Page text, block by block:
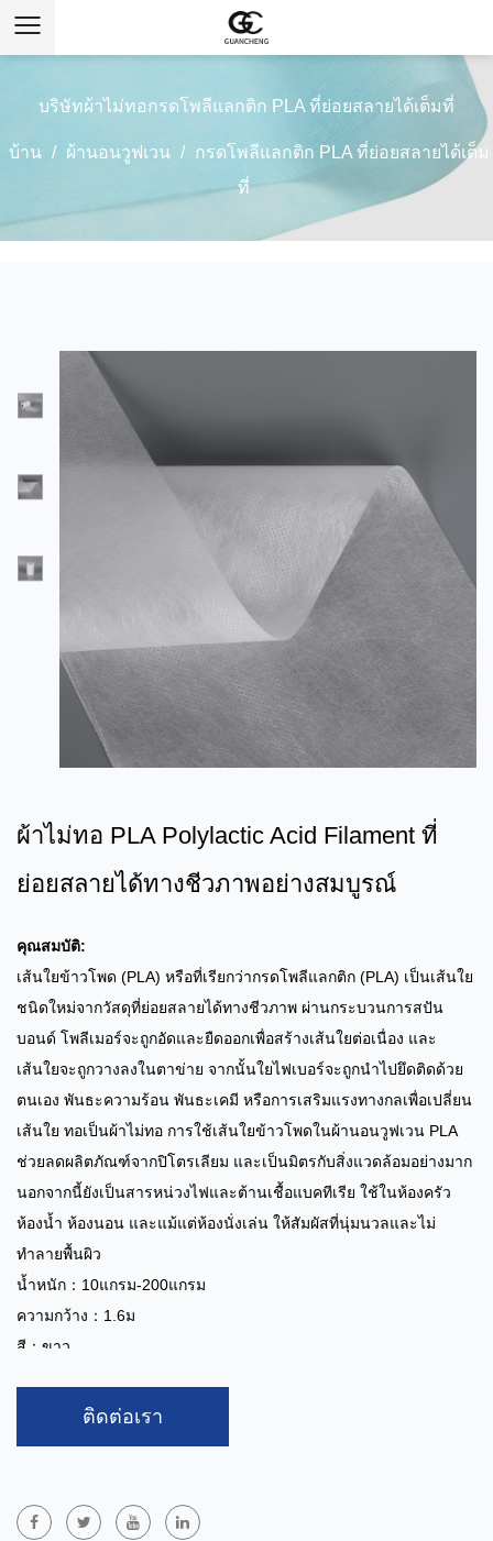
บริษัทผ้าไม่ทอกรดโพลีแลกติก PLA ที่ย่อยสลายได้เต็มที่
บ้าน / ผ้านอนวูฟเวน / กรดโพลีแลกติก PLA ที่ย่อยสลายได้เต็ม
ที่
ผ้าไม่ทอ PLA Polylactic Acid Filament ที่
ย่อยสลายได้ทางชีวภาพอย่างสมบูรณ์
คุณสมบัติ:
เส้นใยข้าวโพด (PLA) หรือที่เรียกว่ากรดโพลีแลกติก (PLA) เป็นเส้นใย
ชนิดใหม่จากวัสดุที่ย่อยสลายได้ทางชีวภาพ ผ่านกระบวนการสปัน
บอนด์ โพลีเมอร์จะถูกอัดและยืดออกเพื่อสร้างเส้นใยต่อเนื่อง และ
เส้นใยจะถูกวางลงในตาข่าย จากนั้นใยไฟเบอร์จะถูกนำไปยึดติดด้วย
ตนเอง พันธะความร้อน พันธะเคมี หรือการเสริมแรงทางกลเพื่อเปลี่ยน
เส้นใย ทอเป็นผ้าไม่ทอ การใช้เส้นใยข้าวโพดในผ้านอนวูฟเวน PLA
ช่วยลดผลิตภัณฑ์จากปิโตรเลียม และเป็นมิตรกับสิ่งแวดล้อมอย่างมาก
นอกจากนี้ยังเป็นสารหน่วงไฟและต้านเชื้อแบคทีเรีย ใช้ในห้องครัว
ห้องน้ำ ห้องนอน และแม้แต่ห้องนั่งเล่น ให้สัมผัสที่นุ่มนวลและไม่
ทำลายพื้นผิว
น้ำหนัก：10แกรม-200แกรม
ความกว้าง：1.6ม
สี：ขาว
การใช้งาน:
: ถุงกรอง ถุงชา ถุงเก็บฝุ่น ฯลฯ
แข็งแรงและความนุ่มนวลทางกลที่ดี ในขณะเดียวกันก็สามารถย่อย
ติดต่อเรา